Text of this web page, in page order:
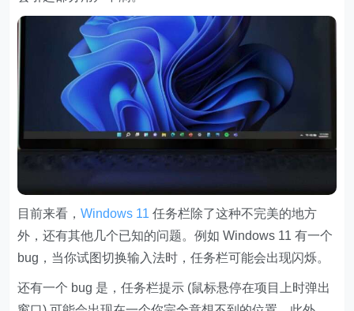
目前来看，Windows 11 任务栏除了这种不完美的地方
外，还有其他几个已知的问题。例如 Windows 11 有一个
bug，当你试图切换输入法时，任务栏可能会出现闪烁。
还有一个 bug 是，任务栏提示 (鼠标悬停在项目上时弹出